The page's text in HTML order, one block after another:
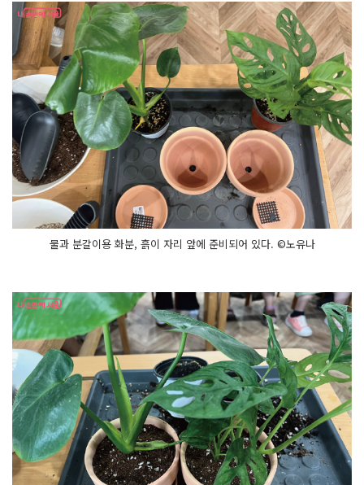
우
고 꾹
꾹 눌
러 마
무
리 했
어
요
정
원
사 선
생
님
이 계
시
니 더 꼼
꼼
하
게 할 수 있
었
는 방
법
까
지 배
우
며, 너
무 유
익
한 시
간
을 가
졌
어
요
내
손
으
물과 분갈이용 화분, 흙이 자리 앞에 준비되어 있다. ©노유나